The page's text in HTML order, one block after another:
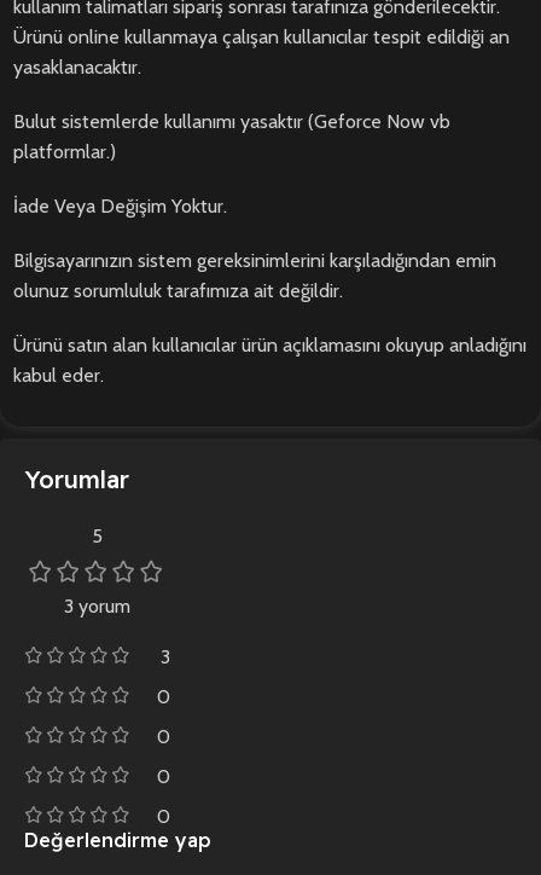
kullanım talimatları sipariş sonrası tarafınıza gönderilecektir.
Ürünü online kullanmaya çalışan kullanıcılar tespit edildiği an
yasaklanacaktır.
Bulut sistemlerde kullanımı yasaktır (Geforce Now vb
platformlar.)
İade Veya Değişim Yoktur.
Bilgisayarınızın sistem gereksinimlerini karşıladığından emin
olunuz sorumluluk tarafımıza ait değildir.
Ürünü satın alan kullanıcılar ürün açıklamasını okuyup anladığını
kabul eder.
Yorumlar
5
3 yorum
3
0
0
0
0
Değerlendirme yap